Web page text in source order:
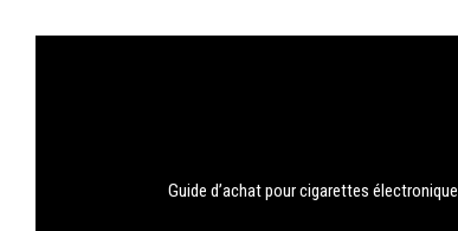
Guide d’achat pour cigarettes